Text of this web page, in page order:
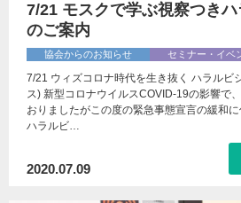
7/21 モスクで学ぶ視察つき
のご案内
協会からのお知らせ セミナー・イベ
7/21 ウィズコロナ時代を生き抜く ハラルビ
ス) 新型コロナウイルスCOVID-19の影響で
おりましたがこの度の緊急事態宣言の緩和
ハラルビ…
2020.07.09